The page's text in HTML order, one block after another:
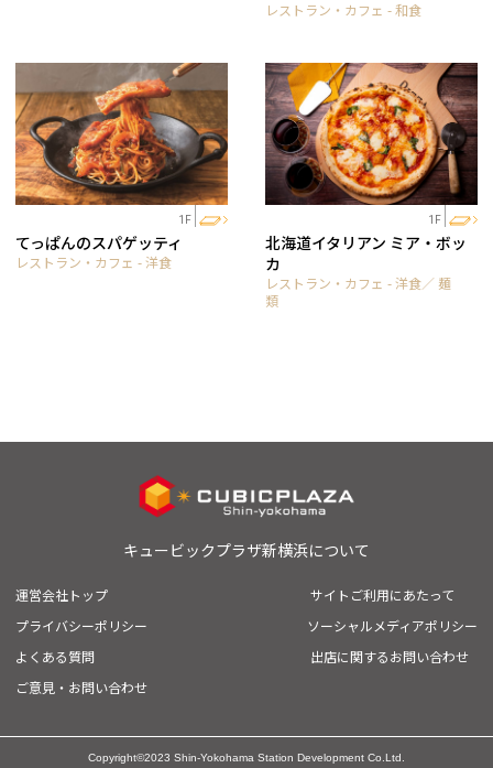
レストラン・カフェ - 和食
1F
てっぱんのスパゲッティ
レストラン・カフェ - 洋食
1F
北海道イタリアン ミア・ボッ
カ
レストラン・カフェ - 洋食／ 麺
類
キュービックプラザ新横浜について
運営会社トップ
サイトご利用にあたって
プライバシーポリシー
ソーシャルメディアポリシー
よくある質問
出店に関するお問い合わせ
ご意見・お問い合わせ
Copyright©2023 Shin-Yokohama Station Development Co.Ltd.